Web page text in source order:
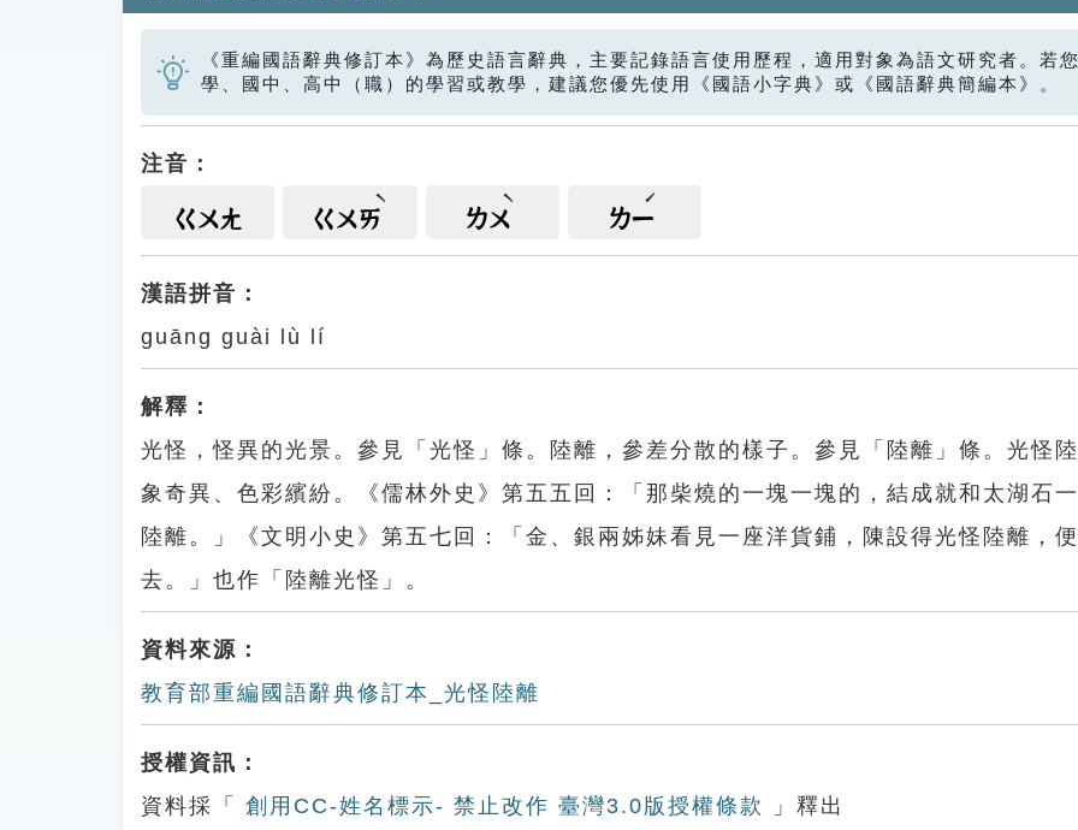
《重編國語辭典修訂本》為歷史語言辭典，主要記錄語言使用歷程，適用對象為語文研究者。若
學、國中、高中（職）的學習或教學，建議您優先使用《國語小字典》或《國語辭典簡編本》。
注音：
ㄍㄨㄤ ㄍㄨㄞ ㄌㄨ ㄌㄧ
漢語拼音：
guāng guài lù lí
解釋：
光怪，怪異的光景。參見「光怪」條。陸離，參差分散的樣子。參見「陸離」條。光怪
象奇異、色彩繽紛。《儒林外史》第五五回：「那柴燒的一塊一塊的，結成就和太湖石
陸離。」《文明小史》第五七回：「金、銀兩姊妹看見一座洋貨鋪，陳設得光怪陸離，
去。」也作「陸離光怪」。
資料來源：
教育部重編國語辭典修訂本_光怪陸離
授權資訊：
資料採「
創用CC-姓名標示- 禁止改作 臺灣3.0版授權條款 」釋出